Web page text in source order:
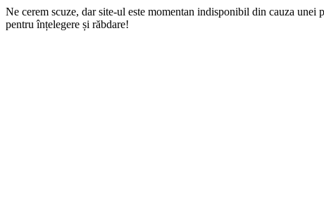
Ne cerem scuze, dar site-ul este momentan indisponibil din cauza
pentru înțelegere și răbdare!